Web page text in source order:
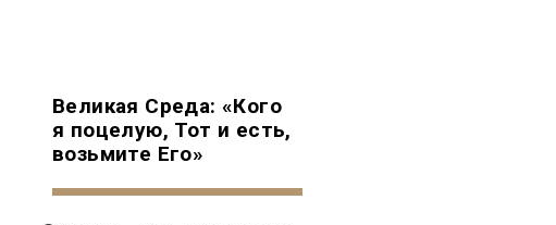
Великая Среда: «Кого
я поцелую, Тот и есть,
возьмите Его»